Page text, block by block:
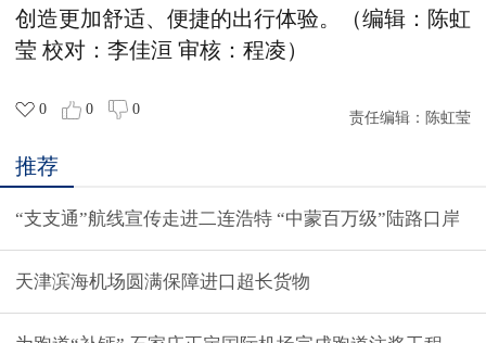
创造更加舒适、便捷的出行体验。（编辑：陈虹
莹 校对：李佳洹 审核：程凌）
0 0 0
责任编辑： 陈虹莹
推荐
“支支通”航线宣传走进二连浩特 “中蒙百万级”陆路口岸
天津滨海机场圆满保障进口超长货物